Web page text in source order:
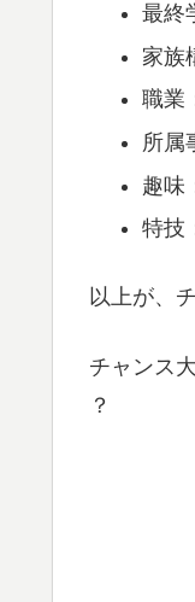
最終
家
職業
所属
趣味
特技
以上が、
チャンス
？